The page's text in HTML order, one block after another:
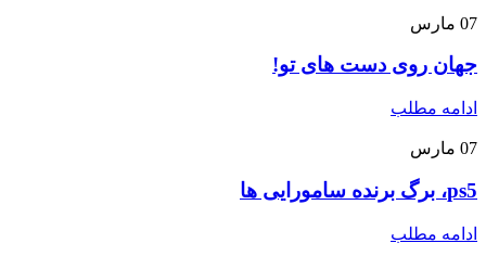
07 مارس
جهان روی دست های تو!
ادامه مطلب
07 مارس
ps5، برگ برنده سامورایی ها
ادامه مطلب